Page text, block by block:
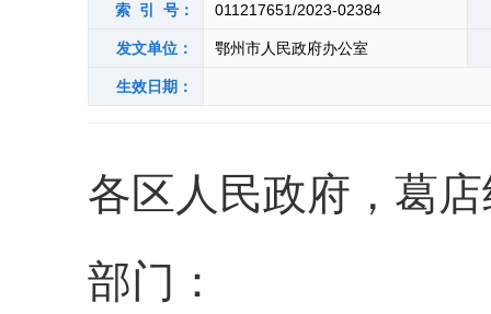
索 引 号： 011217651/2023-02384
发文单位： 鄂州市人民政府办公室
生效日期：
各区人民政府，葛
部门：